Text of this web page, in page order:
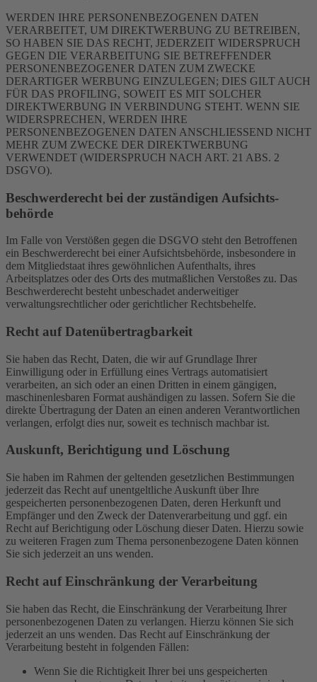
WERDEN IHRE PERSONENBEZOGENEN DATEN
VERARBEITET, UM DIREKTWERBUNG ZU BETREIBEN,
SO HABEN SIE DAS RECHT, JEDERZEIT WIDERSPRUCH
GEGEN DIE VERARBEITUNG SIE BETREFFENDER
PERSONENBEZOGENER DATEN ZUM ZWECKE
DERARTIGER WERBUNG EINZULEGEN; DIES GILT AUCH
FÜR DAS PROFILING, SOWEIT ES MIT SOLCHER
DIREKTWERBUNG IN VERBINDUNG STEHT. WENN SIE
WIDERSPRECHEN, WERDEN IHRE
PERSONENBEZOGENEN DATEN ANSCHLIESSEND NICHT
MEHR ZUM ZWECKE DER DIREKTWERBUNG
VERWENDET (WIDERSPRUCH NACH ART. 21 ABS. 2
DSGVO).
Beschwerde­recht bei der zuständigen Aufsichts­
behörde
Im Falle von Verstößen gegen die DSGVO steht den Betroffenen
ein Beschwerderecht bei einer Aufsichtsbehörde, insbesondere in
dem Mitgliedstaat ihres gewöhnlichen Aufenthalts, ihres
Arbeitsplatzes oder des Orts des mutmaßlichen Verstoßes zu. Das
Beschwerderecht besteht unbeschadet anderweitiger
verwaltungsrechtlicher oder gerichtlicher Rechtsbehelfe.
Recht auf Daten­übertrag­barkeit
Sie haben das Recht, Daten, die wir auf Grundlage Ihrer
Einwilligung oder in Erfüllung eines Vertrags automatisiert
verarbeiten, an sich oder an einen Dritten in einem gängigen,
maschinenlesbaren Format aushändigen zu lassen. Sofern Sie die
direkte Übertragung der Daten an einen anderen Verantwortlichen
verlangen, erfolgt dies nur, soweit es technisch machbar ist.
Auskunft, Berichtigung und Löschung
Sie haben im Rahmen der geltenden gesetzlichen Bestimmungen
jederzeit das Recht auf unentgeltliche Auskunft über Ihre
gespeicherten personenbezogenen Daten, deren Herkunft und
Empfänger und den Zweck der Datenverarbeitung und ggf. ein
Recht auf Berichtigung oder Löschung dieser Daten. Hierzu sowie
zu weiteren Fragen zum Thema personenbezogene Daten können
Sie sich jederzeit an uns wenden.
Recht auf Einschränkung der Verarbeitung
Sie haben das Recht, die Einschränkung der Verarbeitung Ihrer
personenbezogenen Daten zu verlangen. Hierzu können Sie sich
jederzeit an uns wenden. Das Recht auf Einschränkung der
Verarbeitung besteht in folgenden Fällen:
Wenn Sie die Richtigkeit Ihrer bei uns gespeicherten